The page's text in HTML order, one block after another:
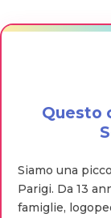
Questo
Siamo una
Parigi. Da 13
famiglie,